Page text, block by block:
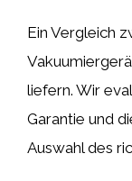
Ein Vergleich
liefern. Wir
Garantie und
Auswahl des